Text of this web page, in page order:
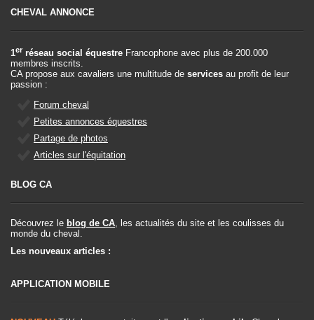
CHEVAL ANNONCE
1er réseau social équestre Francophone avec plus de 200.000
membres inscrits.
CA propose aux cavaliers une multitude de services au profit de leur
passion :
Forum cheval
Petites annonces équestres
Partage de photos
Articles sur l'équitation
BLOG CA
Découvrez le blog de CA, les actualités du site et les coulisses du
monde du cheval.
Les nouveaux articles :
APPLICATION MOBILE